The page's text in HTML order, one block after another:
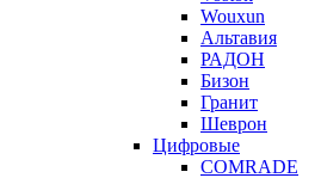
Wouxun
Альтавия
РАДОН
Бизон
Гранит
Шеврон
Цифровые
COMRADE